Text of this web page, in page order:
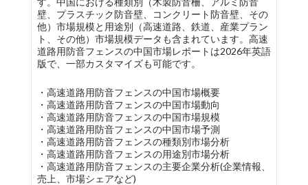
壁、プラスチック防音壁、コンクリート防音壁、その
他）市場規模と用途別（高速道路、鉄道、産業プラン
ト、その他）市場規模データも含まれています。高速
道路用防音フェンスの中国市場レポートは2026年英語
版で、一部カスタマイズも可能です。
・高速道路用防音フェンスの中国市場概要
・高速道路用防音フェンスの中国市場動向
・高速道路用防音フェンスの中国市場規模
・高速道路用防音フェンスの中国市場予測
・高速道路用防音フェンスの種類別市場分析
・高速道路用防音フェンスの用途別市場分析
・高速道路用防音フェンスの主要企業分析(企業情報、
売上、市場シェアなど)